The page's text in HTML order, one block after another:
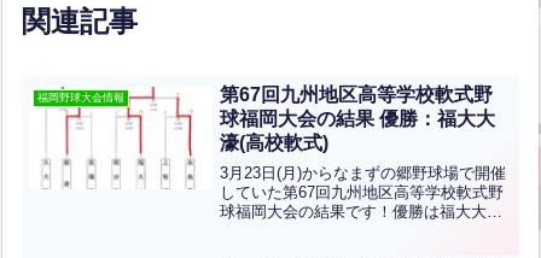
関連記事
福岡野球大会情報
第67回九州地区高等学校軟式野
球福岡大会の結果 優勝：福大大
濠(高校軟式)
3月23日(月)からなまずの郷野球場で開催
していた第67回九州地区高等学校軟式野
球福岡大会の結果です！優勝は福大大